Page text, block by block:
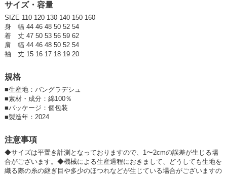
8-3ネイビー/A120cm
参考上代
SD品番：12166279S14
8-3ネイビー/A130cm
参考上代
8-3ネイビー/A140cm
参考上代 オープンプライス
サイズ・容量
SIZE 110 120 130 140 150 160
身 幅 44 46 48 50 52 54
着 丈 47 50 53 56 59 62
肩 幅 44 46 48 50 52 54
袖 丈 15 16 17 18 19 20
規格
■生産地：バングラデシュ
■素材・成分：綿100％
■パッケージ：個包装
■製造年：2024
注意事項
◆サイズは平置き計測となっておりますので、1〜2cmの誤差が生じる場
合がございます。◆機械による生産過程におきまして、どうしても生地を
織る際の糸の継ぎ目や多少のほつれなどが生じている場合がございますの